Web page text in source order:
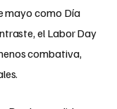
mayo como Día
el Labor Day
combativa,